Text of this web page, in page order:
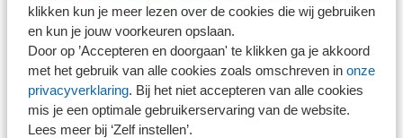
klikken kun je meer lezen over de cookies die wij gebruiken
en kun je jouw voorkeuren opslaan.
Door op ’Accepteren en doorgaan' te klikken ga je akkoord
met het gebruik van alle cookies zoals omschreven in onze
privacyverklaring. Bij het niet accepteren van alle cookies
mis je een optimale gebruikerservaring van de website.
Lees meer bij ‘Zelf instellen’.
Naast een verder begrip van het risicobewust gedrag van
accountants ten aanzien van het thema fraude willen we
vervolgens stappen definiëren wat we hiervan kunnen
leren. Door het thema fraude gezamenlijk te verkennen
en te vertalen naar initiatieven en acties voor het